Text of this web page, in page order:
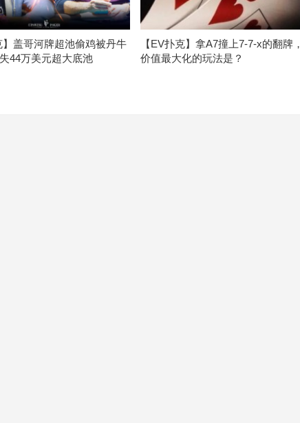
】盖哥河牌超池偷鸡被丹牛
44万美元超大底池
【EV扑克】拿A7撞上7-7-x的翻牌，
价值最大化的玩法是？